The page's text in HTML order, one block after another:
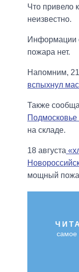
Что привело
неизвестно.
Информации
пожара нет.
Напомним, 21
вспыхнул
Также
на складе.
18 августа
мощный
самое